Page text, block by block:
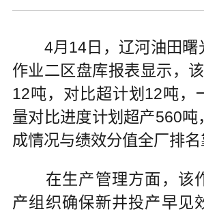
4月14日，辽河油田曙
作业二区盘库报表显示，
12吨，对比超计划12吨，
量对比进度计划超产560吨
成情况与绩效分值全厂排名
在生产管理方面，该
产组织确保新井投产早见